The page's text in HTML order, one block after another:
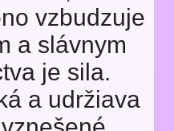
vzbudzuje
a slávnym
je sila.
a udržiava